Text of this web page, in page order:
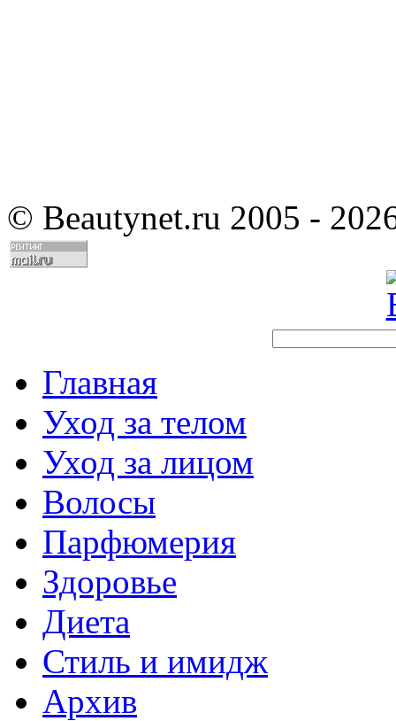
© Beautynet.ru 2005 -
Главная
Уход за телом
Уход за лицом
Волосы
Парфюмерия
Здоровье
Диета
Стиль и имидж
Архив